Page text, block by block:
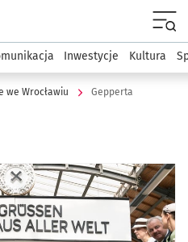
wroclaw.pl
Inwestycje Kultura
we Wrocławiu Gepperta